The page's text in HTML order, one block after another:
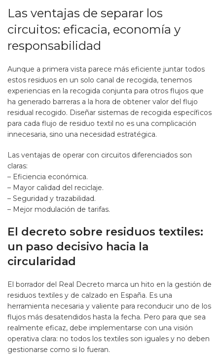
Las ventajas de separar los
circuitos: eficacia, economía y
responsabilidad
Aunque a primera vista parece más eficiente juntar todos
estos residuos en un solo canal de recogida, tenemos
experiencias en la recogida conjunta para otros flujos que
ha generado barreras a la hora de obtener valor del flujo
residual recogido. Diseñar sistemas de recogida específicos
para cada flujo de residuo textil no es una complicación
innecesaria, sino una necesidad estratégica.
Las ventajas de operar con circuitos diferenciados son
claras:
– Eficiencia económica.
– Mayor calidad del reciclaje.
– Seguridad y trazabilidad.
– Mejor modulación de tarifas.
El decreto sobre residuos textiles:
un paso decisivo hacia la
circularidad
El borrador del Real Decreto marca un hito en la gestión de
residuos textiles y de calzado en España. Es una
herramienta necesaria y valiente para reconducir uno de los
flujos más desatendidos hasta la fecha. Pero para que sea
realmente eficaz, debe implementarse con una visión
operativa clara: no todos los textiles son iguales y no deben
gestionarse como si lo fueran.